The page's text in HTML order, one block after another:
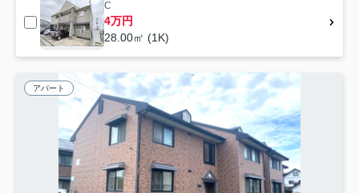
C
4万円
28.00㎡ (1K)
アパート